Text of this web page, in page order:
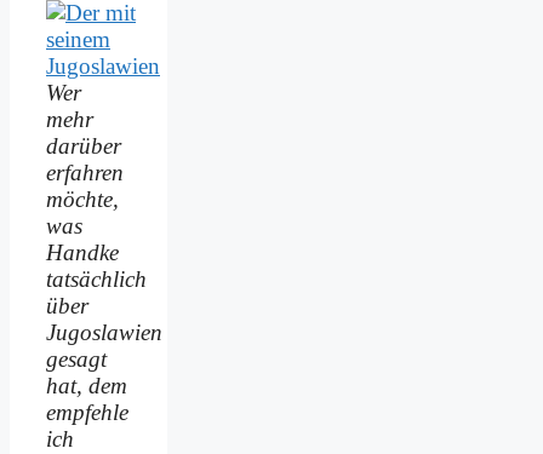
Wer
mehr
darüber
erfahren
möchte,
was
Handke
tatsächlich
über
Jugoslawien
gesagt
hat, dem
empfehle
ich